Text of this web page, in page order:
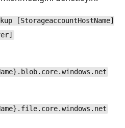
[StorageaccountHostName]